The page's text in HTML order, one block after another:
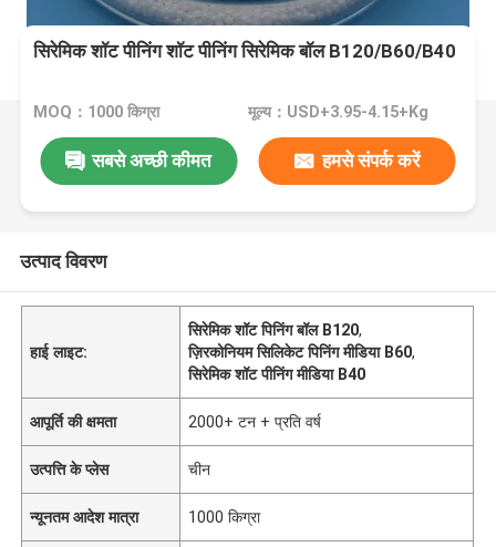
सिरेमिक शॉट पीनिंग शॉट पीनिंग सिरेमिक बॉल B120/B60/B40
MOQ：1000 किग्रा मूल्य：USD+3.95-4.15+Kg
सबसे अच्छी कीमत हमसे संपर्क करें
उत्पाद विवरण
हाई लाइट:
सिरेमिक शॉट पिनिंग बॉल B120,
ज़िरकोनियम सिलिकेट पिनिंग मीडिया B60,
सिरेमिक शॉट पीनिंग मीडिया B40
आपूर्ति की क्षमता 2000+ टन + प्रति वर्ष
उत्पत्ति के प्लेस चीन
न्यूनतम आदेश मात्रा 1000 किग्रा